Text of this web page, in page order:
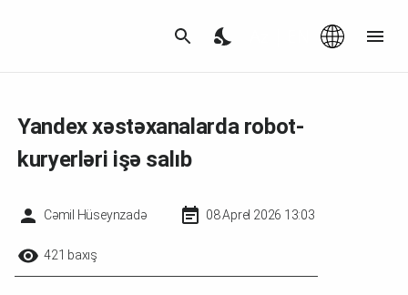
Yandex xəstəxanalarda robot-
kuryerləri işə salıb
Cəmil Hüseynzadə 08 Aprel 2026 13:03
421 baxış